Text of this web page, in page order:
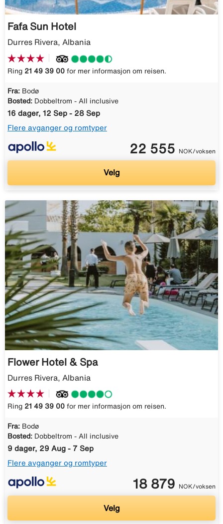
Fafa Sun Hotel
Durres Rivera, Albania
Ring 21 49 39 00 for mer informasjon om reisen.
Fra: Bodø
Bosted: Dobbeltrom - All inclusive
16 dager, 12 Sep - 28 Sep
Flere avganger og romtyper
22 555 NOK/voksen
Velg
Flower Hotel & Spa
Durres Rivera, Albania
Ring 21 49 39 00 for mer informasjon om reisen.
Fra: Bodø
Bosted: Dobbeltrom - All inclusive
9 dager, 29 Aug - 7 Sep
Flere avganger og romtyper
18 879 NOK/voksen
Velg